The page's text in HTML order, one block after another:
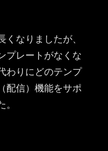
なりましたが、
プレートがなくな
わりにどのテンプ
配信）機能をサポ
レートが全てメール共有（